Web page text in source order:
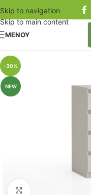
Skip to navigation
Skip to main content
ΜΕΝΟΥ
-30%
NEW